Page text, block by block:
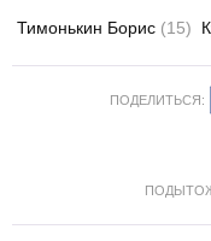
Тимонькин Борис (15)
ПОДЕЛИТЬСЯ: